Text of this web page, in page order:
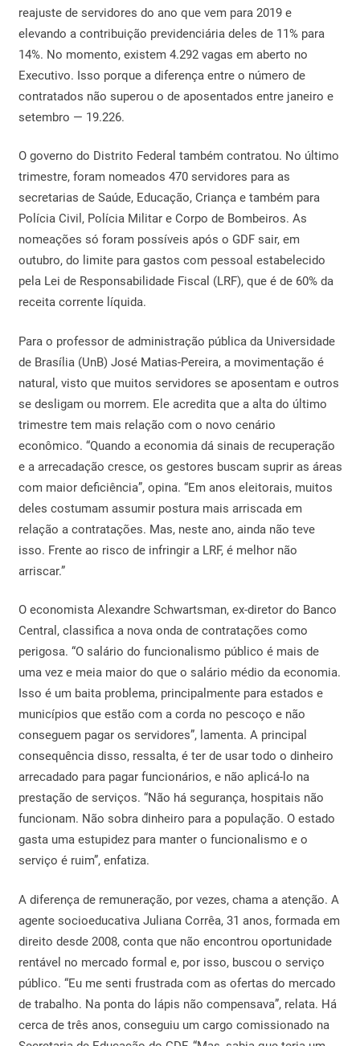
reajuste de servidores do ano que vem para 2019 e
elevando a contribuição previdenciária deles de 11% para
14%. No momento, existem 4.292 vagas em aberto no
Executivo. Isso porque a diferença entre o número de
contratados não superou o de aposentados entre janeiro e
setembro — 19.226.
O governo do Distrito Federal também contratou. No último
trimestre, foram nomeados 470 servidores para as
secretarias de Saúde, Educação, Criança e também para
Polícia Civil, Polícia Militar e Corpo de Bombeiros. As
nomeações só foram possíveis após o GDF sair, em
outubro, do limite para gastos com pessoal estabelecido
pela Lei de Responsabilidade Fiscal (LRF), que é de 60% da
receita corrente líquida.
Para o professor de administração pública da Universidade
de Brasília (UnB) José Matias-Pereira, a movimentação é
natural, visto que muitos servidores se aposentam e outros
se desligam ou morrem. Ele acredita que a alta do último
trimestre tem mais relação com o novo cenário
econômico. “Quando a economia dá sinais de recuperação
e a arrecadação cresce, os gestores buscam suprir as áreas
com maior deficiência”, opina. “Em anos eleitorais, muitos
deles costumam assumir postura mais arriscada em
relação a contratações. Mas, neste ano, ainda não teve
isso. Frente ao risco de infringir a LRF, é melhor não
arriscar.”
O economista Alexandre Schwartsman, ex-diretor do Banco
Central, classifica a nova onda de contratações como
perigosa. “O salário do funcionalismo público é mais de
uma vez e meia maior do que o salário médio da economia.
Isso é um baita problema, principalmente para estados e
municípios que estão com a corda no pescoço e não
conseguem pagar os servidores”, lamenta. A principal
consequência disso, ressalta, é ter de usar todo o dinheiro
arrecadado para pagar funcionários, e não aplicá-lo na
prestação de serviços. “Não há segurança, hospitais não
funcionam. Não sobra dinheiro para a população. O estado
gasta uma estupidez para manter o funcionalismo e o
serviço é ruim”, enfatiza.
A diferença de remuneração, por vezes, chama a atenção. A
agente socioeducativa Juliana Corrêa, 31 anos, formada em
direito desde 2008, conta que não encontrou oportunidade
rentável no mercado formal e, por isso, buscou o serviço
público. “Eu me senti frustrada com as ofertas do mercado
de trabalho. Na ponta do lápis não compensava”, relata. Há
cerca de três anos, conseguiu um cargo comissionado na